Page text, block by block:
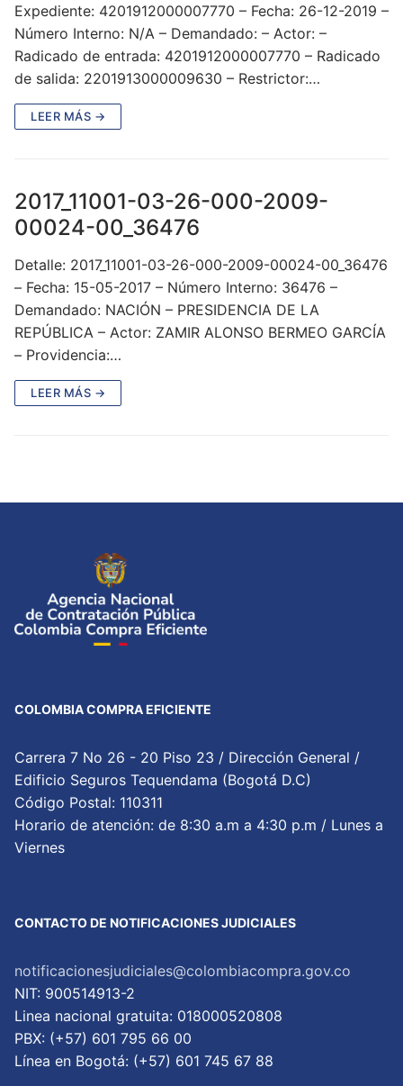
Expediente: 4201912000007770 – Fecha: 26-12-2019 –
Número Interno: N/A – Demandado: – Actor: –
Radicado de entrada: 4201912000007770 – Radicado
de salida: 2201913000009630 – Restrictor:…
LEER MÁS →
2017_11001-03-26-000-2009-
00024-00_36476
Detalle: 2017_11001-03-26-000-2009-00024-00_36476
– Fecha: 15-05-2017 – Número Interno: 36476 –
Demandado: NACIÓN – PRESIDENCIA DE LA
REPÚBLICA – Actor: ZAMIR ALONSO BERMEO GARCÍA
– Providencia:…
LEER MÁS →
COLOMBIA COMPRA EFICIENTE
Carrera 7 No 26 - 20 Piso 23 / Dirección General /
Edificio Seguros Tequendama (Bogotá D.C)
Código Postal: 110311
Horario de atención: de 8:30 a.m a 4:30 p.m / Lunes a
Viernes
CONTACTO DE NOTIFICACIONES JUDICIALES
notificacionesjudiciales@colombiacompra.gov.co
NIT: 900514913-2
Linea nacional gratuita: 018000520808
PBX: (+57) 601 795 66 00
Lí­nea en Bogotá: (+57) 601 745 67 88